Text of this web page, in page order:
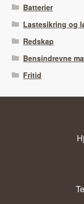
Batterier
Lastesikring og
Redskap
Bensindrevne
Fritid